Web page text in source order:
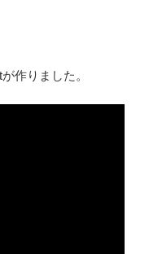
作りました。